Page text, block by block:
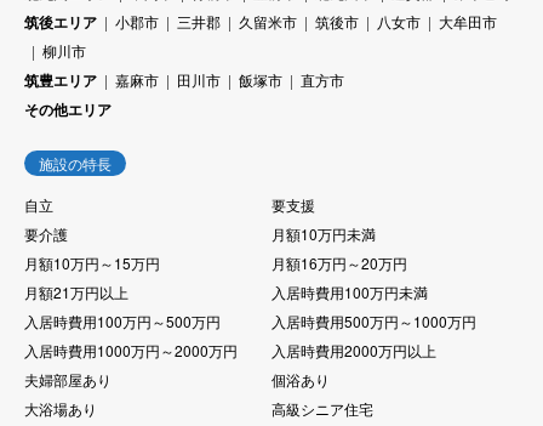
筑後エリア 小郡市 三井郡 久留米市 筑後市 八女市
大牟田市
柳川市
筑豊エリア 嘉麻市 田川市 飯塚市 直方市
その他エリア
施設の特長
自立
要支援
要介護
月額10万円未満
月額10万円～15万円
月額16万円～20万円
月額21万円以上
入居時費用100万円未満
入居時費用100万円～500万円
入居時費用500万円～1000万円
入居時費用1000万円～2000万円
入居時費用2000万円以上
夫婦部屋あり
個浴あり
大浴場あり
高級シニア住宅